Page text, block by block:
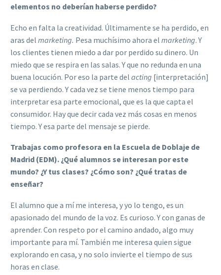
elementos no deberían haberse perdido?
Echo en falta la creatividad. Últimamente se ha perdido, en
aras del marketing. Pesa muchísimo ahora el marketing. Y
los clientes tienen miedo a dar por perdido su dinero. Un
miedo que se respira en las salas. Y que no redunda en una
buena locución. Por eso la parte del acting [interpretación]
se va perdiendo. Y cada vez se tiene menos tiempo para
interpretar esa parte emocional, que es la que capta el
consumidor. Hay que decir cada vez más cosas en menos
tiempo. Y esa parte del mensaje se pierde.
Trabajas como profesora en la Escuela de Doblaje de
Madrid (EDM). ¿Qué alumnos se interesan por este
mundo? ¿Y tus clases? ¿Cómo son? ¿Qué tratas de
enseñar?
El alumno que a mí me interesa, y yo lo tengo, es un
apasionado del mundo de la voz. Es curioso. Y con ganas de
aprender. Con respeto por el camino andado, algo muy
importante para mí. También me interesa quien sigue
explorando en casa, y no solo invierte el tiempo de sus
horas en clase.